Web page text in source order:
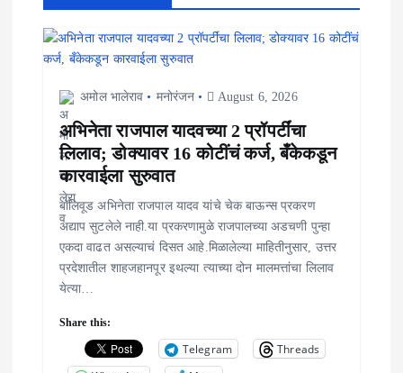
अमोल भालेराव मनोरंजन August 6, 2026
अभिनेता राजपाल यादवच्या 2 प्रॉपर्टींचा
लिलाव; डोक्यावर 16 कोटींचं कर्ज, बँकेकडून
कारवाईला सुरुवात
बॉलिवूड अभिनेता राजपाल यादव यांचे चेक बाऊन्स प्रकरण
अद्याप सुटलेले नाही.या प्रकरणामुळे राजपालच्या अडचणी पुन्हा
एकदा वाढत असल्याचं दिसत आहे.मिळालेल्या माहितीनुसार, उत्तर
प्रदेशातील शाहजहानपूर इथल्या त्याच्या दोन मालमत्तांचा लिलाव
येत्या…
Share this:
Telegram
Threads